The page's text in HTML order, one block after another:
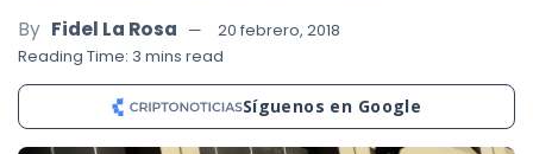
By Fidel La Rosa
20 febrero, 2018
Reading Time: 3 mins read
Síguenos en Google